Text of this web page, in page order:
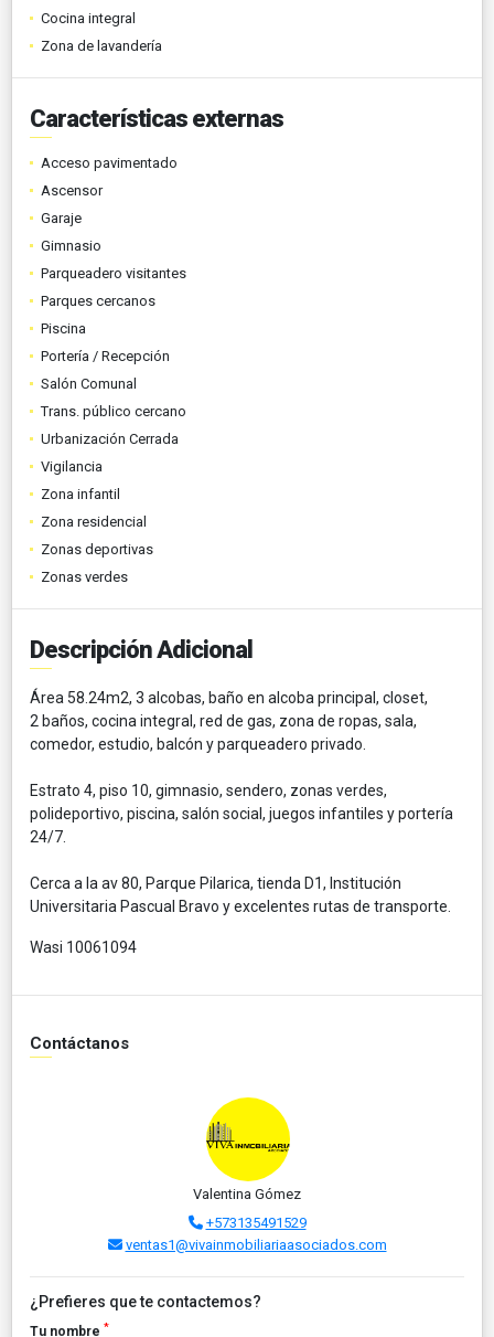
Cocina integral
Zona de lavandería
Características externas
Acceso pavimentado
Ascensor
Garaje
Gimnasio
Parqueadero visitantes
Parques cercanos
Piscina
Portería / Recepción
Salón Comunal
Trans. público cercano
Urbanización Cerrada
Vigilancia
Zona infantil
Zona residencial
Zonas deportivas
Zonas verdes
Descripción Adicional
Área 58.24m2, 3 alcobas, baño en alcoba principal, closet,
2 baños, cocina integral, red de gas, zona de ropas, sala,
comedor, estudio, balcón y parqueadero privado.
Estrato 4, piso 10, gimnasio, sendero, zonas verdes,
polideportivo, piscina, salón social, juegos infantiles y portería
24/7.
Cerca a la av 80, Parque Pilarica, tienda D1, Institución
Universitaria Pascual Bravo y excelentes rutas de transporte.
Wasi 10061094
Contáctanos
Valentina Gómez
+573135491529
ventas1@vivainmobiliariaasociados.com
¿Prefieres que te contactemos?
Tu nombre *